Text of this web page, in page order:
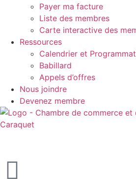
Payer ma facture
Liste des membres
Carte interactive des
Ressources
Calendrier et
Babillard
Appels d’offres
Nous joindre
Devenez membre